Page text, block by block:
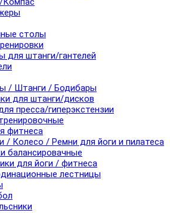
столы
для штанги/гантелей
/ Штанги / Бодибары
для штанги/дисков
пресса/гиперэкстензии
фитнеса
/ Колесо / Ремни для йоги и пилатеса
балансировачные
для йоги / фитнеса
лестницы